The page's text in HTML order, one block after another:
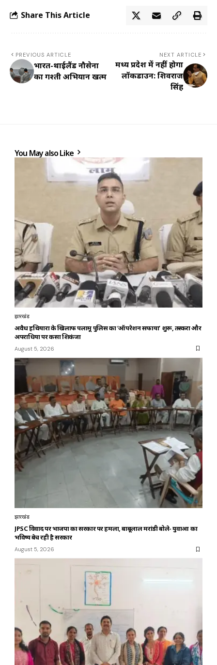
Share This Article
PREVIOUS ARTICLE
भारत-थाईलैंड नौसेना
का गश्ती अभियान खत्म
NEXT ARTICLE
मध्य प्रदेश में नहीं होगा
लॉकडाउन: शिवराज
सिंह
You May also Like
झारखंड
अवैध हथियारों के खिलाफ पलामू पुलिस का ‘ऑपरेशन सफाया’ शुरू, तस्करों और
अपराधियों पर कसा शिकंजा
August 5, 2026
झारखंड
JPSC विवाद पर भाजपा का सरकार पर हमला, बाबूलाल मरांडी बोले- युवाओं का
भविष्य बेच रही है सरकार
August 5, 2026